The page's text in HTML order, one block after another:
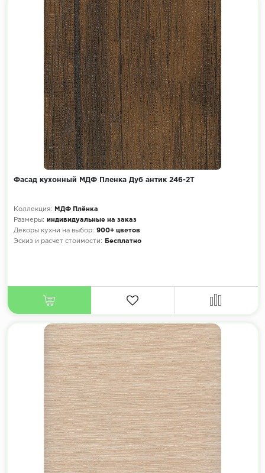
Фасад кухонный МДФ Пленка Дуб антик 246-2Т
Коллекция:
МДФ Плёнка
Размеры: индивидуальные на заказ
Декоры кухни на выбор: 900+ цветов
Эскиз и расчет стоимости:
Бесплатно